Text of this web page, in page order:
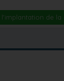
l'implantation de